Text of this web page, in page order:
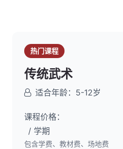
热门课程
传统武术
适合年龄：5-12岁
课程价格：
/ 学期
包含学费、教材费、场地费